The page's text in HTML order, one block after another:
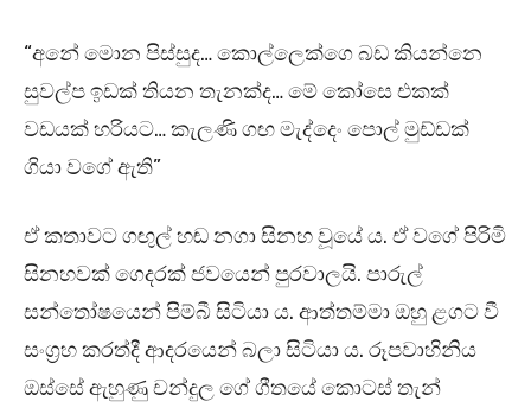
“අනේ මොන පිස්සුද… කොල්ලෙක්ගෙ බඩ කියන්නෙ
සුවල්ප ඉඩක් තියන තැනක්ද… මේ කෝසෙ එකක්
වඩයක් හරියට… කැලණි ගඟ මැද්දෙං පොල් මුඩ්ඩක්
ගියා වගේ ඇති”
ඒ කතාවට ගඟුල් හඬ නගා සිනහ වූයේ ය. ඒ වගේ පිරිමි
සිනහවක් ගෙදරක් ජවයෙන් පුරවාලයි. පාරුල්
සන්තෝෂයෙන් පිම්බී සිටියා ය. ආත්තම්මා ඔහු ළගට වී
සංග්‍රහ කරත්දී ආදරයෙන් බලා සිටියා ය. රූපවාහිනිය
ඔස්සේ ඇහුණු චන්දුල ගේ ගීතයේ කොටස් තැන්